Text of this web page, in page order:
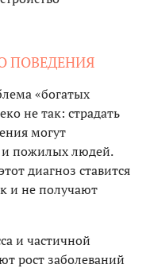
ПОВЕДЕНИЯ
«богатых
не так: страдать
могут
и пожилых людей.
диагноз ставится
и не получают
и частичной
рост заболеваний